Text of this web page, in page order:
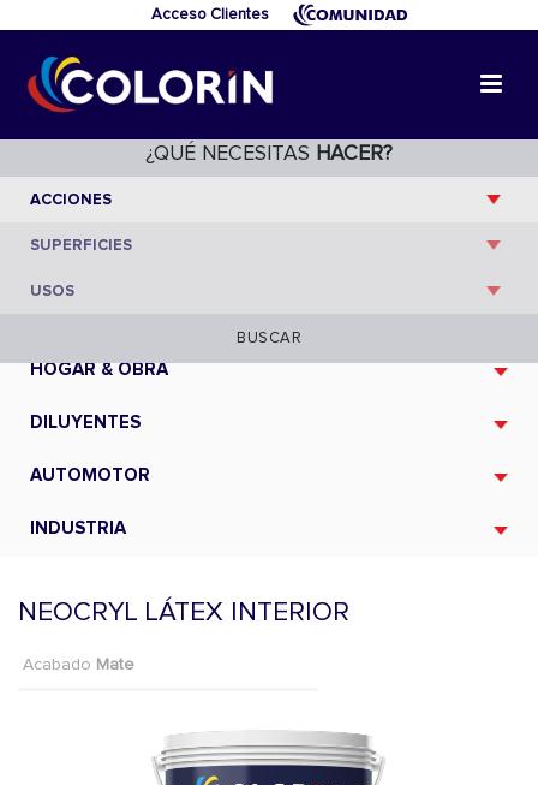
Acceso Clientes
¿QUÉ NECESITAS HACER?
BUSCAR
HOGAR & OBRA
DILUYENTES
AUTOMOTOR
INDUSTRIA
NEOCRYL LÁTEX INTERIOR
Acabado Mate